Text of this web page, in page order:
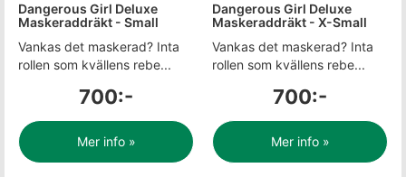
Dangerous Girl Deluxe
Maskeraddräkt - Small
Vankas det maskerad? Inta
rollen som kvällens rebe...
700:-
Mer info »
Dangerous Girl Deluxe
Maskeraddräkt - X-Small
Vankas det maskerad? Inta
rollen som kvällens rebe...
700:-
Mer info »